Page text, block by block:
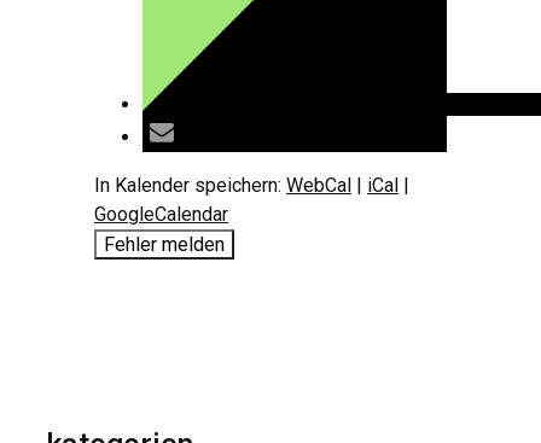
In Kalender speichern: WebCal | iCal |
GoogleCalendar
Fehler melden